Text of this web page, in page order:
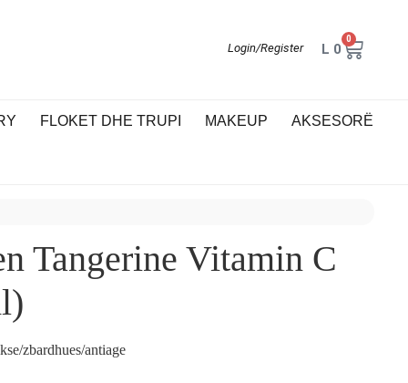
Login/Register L 0
0
FLOKET DHE TRUPI MAKEUP AKSESORË
Tangerine Vitamin C
zbardhues/antiage